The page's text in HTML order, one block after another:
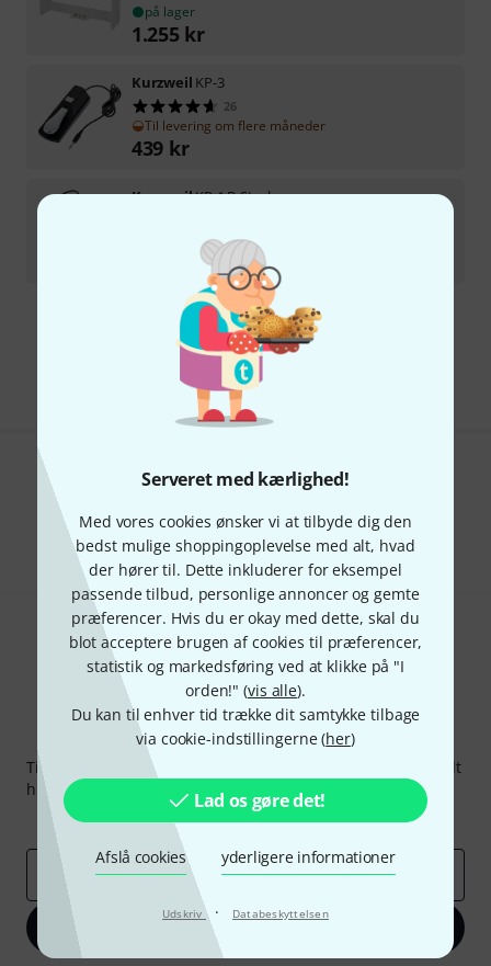
Serveret med kærlighed!
Med vores cookies ønsker vi at tilbyde dig den
bedst mulige shoppingoplevelse med alt, hvad
der hører til. Dette inkluderer for eksempel
passende tilbud, personlige annoncer og gemte
præferencer. Hvis du er okay med dette, skal du
blot acceptere brugen af cookies til præferencer,
statistik og markedsføring ved at klikke på "I
orden!" (vis alle).
Du kan til enhver tid trække dit samtykke tilbage
via cookie-indstillingerne (her)
Lad os gøre det!
Afslå cookies yderligere informationer
Udskriv · Databeskyttelsen
på lager
1.255 kr
Kurzweil KP-3
26
Til levering om flere måneder
439 kr
KurzweilKP-1 B-Stock
Gratis levering fra 1.100 kr
Alle priser er inkl. moms
Kan du lide det du ser?
Del Hjælp og feedback
Thomann Newsletter
Tilmeld dig Thomann Nyhedsbrevet på engelsk og med lidt
held kan du vinde en af
50 gavekort hver værdi
!
Inspirerende bidrag
Tilbud Thomann-indsigter
Email adresse*
Tilmeld dig nu